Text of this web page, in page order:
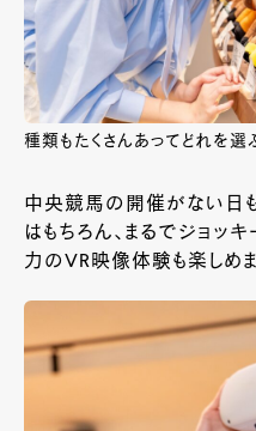
種類もたくさんあってどれを選
中央競馬の開催がない日も
はもちろん、まるでジョッ
力のVR映像体験も楽しめ